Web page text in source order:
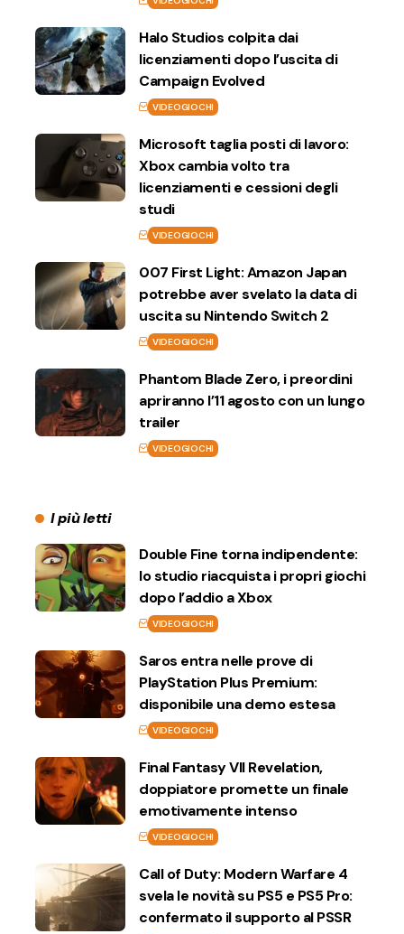
Halo Studios colpita dai
licenziamenti dopo l’uscita di
Campaign Evolved
VIDEOGIOCHI
Microsoft taglia posti di lavoro:
Xbox cambia volto tra
licenziamenti e cessioni degli
studi
VIDEOGIOCHI
007 First Light: Amazon Japan
potrebbe aver svelato la data di
uscita su Nintendo Switch 2
VIDEOGIOCHI
Phantom Blade Zero, i preordini
apriranno l’11 agosto con un lungo
trailer
VIDEOGIOCHI
I più letti
Double Fine torna indipendente:
lo studio riacquista i propri giochi
dopo l’addio a Xbox
VIDEOGIOCHI
Saros entra nelle prove di
PlayStation Plus Premium:
disponibile una demo estesa
VIDEOGIOCHI
Final Fantasy VII Revelation,
doppiatore promette un finale
emotivamente intenso
VIDEOGIOCHI
Call of Duty: Modern Warfare 4
svela le novità su PS5 e PS5 Pro:
confermato il supporto al PSSR